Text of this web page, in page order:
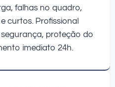
falhas no quadro,
curtos. Profissional
proteção do
imediato 24h.